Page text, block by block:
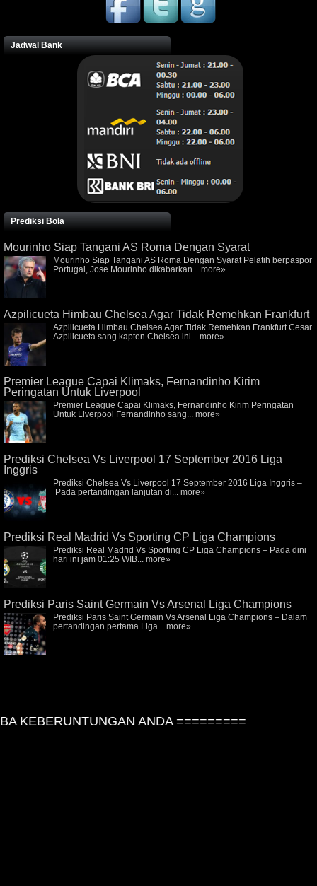
Jadwal Bank
Prediksi Bola
Mourinho Siap Tangani AS Roma Dengan Syarat
Mourinho Siap Tangani AS Roma Dengan Syarat Pelatih berpaspor
Portugal, Jose Mourinho dikabarkan... more»
Azpilicueta Himbau Chelsea Agar Tidak Remehkan Frankfurt
Azpilicueta Himbau Chelsea Agar Tidak Remehkan Frankfurt Cesar
Azpilicueta sang kapten Chelsea ini... more»
Premier League Capai Klimaks, Fernandinho Kirim
Peringatan Untuk Liverpool
Premier League Capai Klimaks, Fernandinho Kirim Peringatan
Untuk Liverpool Fernandinho sang... more»
Prediksi Chelsea Vs Liverpool 17 September 2016 Liga
Inggris
Prediksi Chelsea Vs Liverpool 17 September 2016 Liga Inggris –
Pada pertandingan lanjutan di... more»
Prediksi Real Madrid Vs Sporting CP Liga Champions
Prediksi Real Madrid Vs Sporting CP Liga Champions – Pada dini
hari ini jam 01:25 WIB... more»
Prediksi Paris Saint Germain Vs Arsenal Liga Champions
Prediksi Paris Saint Germain Vs Arsenal Liga Champions – Dalam
pertandingan pertama Liga... more»
KEBERUNTUNGAN ANDA =========